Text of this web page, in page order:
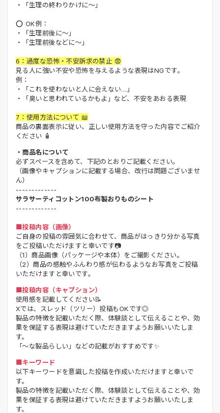
・「生理の終わりかけに～」
⭕ OK例：
・「生理前後に～」
・「生理前後などに～」
6：過度な恐怖・不安訴求の禁止 😨
見る人に強い不安や恐怖を与えるような表現はNGです。
例：
・「これを使わないと人に会えない…」
・「臭いと思われているかもよ」など、不安をあおる表現
7：使用方法について 📖
商品の裏面表示に従い、正しい使用方法を守った内容でご紹介
ください 🧴
・商品名について
必ずスペースを含めて、下記のとおりご記載ください。
（画像やキャプションに記載する場合、改行は問題ございませ
ん）
-------------
サラサーティコットン100布製おりものシート
-------------
■投稿内容（画像）
ご自身の投稿の雰囲気に合わせて、商品がはっきり分かる写真
をご投稿いただけますと幸いです📷
（1）商品画像（パッケージや本体）をご撮影ください。
（2）商品の感触やふんわり感が伝わるようなお写真をご投稿
いただけますと幸いです。
■投稿内容（キャプション）
使用感を記載してください📝
Xでは、スレッド（ツリー）投稿もOKです◎
製品の特徴を記載いただく際、体験談として伝えることや、効
果を保証する表現は避けていただきますようお願いいたしま
す。
「～な製品らしい」などの記載がおすすめです✨
■キーワード
以下キーワードを意識した投稿を作成いただけますと幸いで
す。
製品の特徴を記載いただく際、体験談として伝えることや、効
果を保証する表現は避けていただきますようお願いいたしま
す。